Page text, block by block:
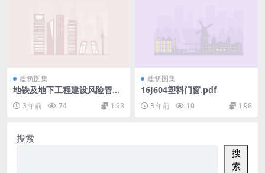
建筑图集
地铁及地下工程建设风险管理
3 年前 74 1.98
建筑图集
16J604塑料门窗.pdf
3 年前 10 1.98
搜索
搜
索